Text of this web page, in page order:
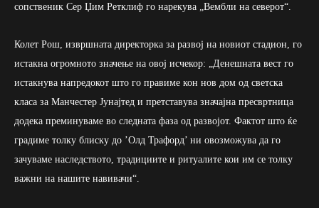
сопственик Сер Џим Ретклиф го нарекува „Вембли на северот“.
Колет Рош, извршната директорка за развој на новиот стадион, го
истакна огромното значење на овој исчекор: „Денешната вест го
истакнува напредокот што го правиме кон нов дом од светска
класа за Манчестер Јунајтед и претставува значајна пресвртница
додека преминуваме во следната фаза од развојот. Фактот што ќе
градиме толку блиску до ’Олд Трафорд’ ни овозможува да го
зачуваме наследството, традициите и ритуалите кои им се толку
важни на нашите навивачи“.